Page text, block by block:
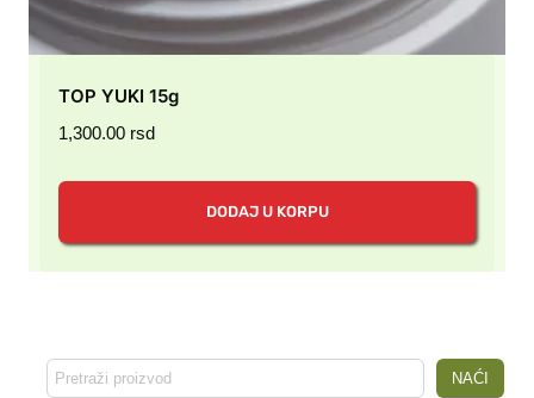
TOP YUKI 15g
1,300.00 rsd
DODAJ U KORPU
NAĆI